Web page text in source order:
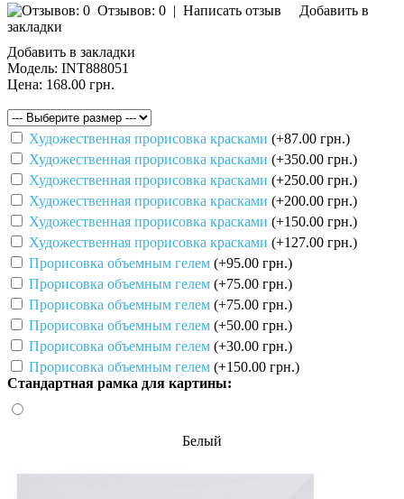
Отзывов: 0 | Написать отзыв
Добавить в
закладки
Добавить в закладки
Модель: INT888051
Цена: 168.00 грн.
Художественная прорисовка красками (+87.00 грн.)
Художественная прорисовка красками (+350.00 грн.)
Художественная прорисовка красками (+250.00 грн.)
Художественная прорисовка красками (+200.00 грн.)
Художественная прорисовка красками (+150.00 грн.)
Художественная прорисовка красками (+127.00 грн.)
Прорисовка объемным гелем (+95.00 грн.)
Прорисовка объемным гелем (+75.00 грн.)
Прорисовка объемным гелем (+75.00 грн.)
Прорисовка объемным гелем (+50.00 грн.)
Прорисовка объемным гелем (+30.00 грн.)
Прорисовка объемным гелем (+150.00 грн.)
Стандартная рамка для картины:
Белый